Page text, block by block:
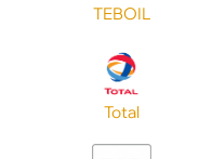
TEBOIL
Total